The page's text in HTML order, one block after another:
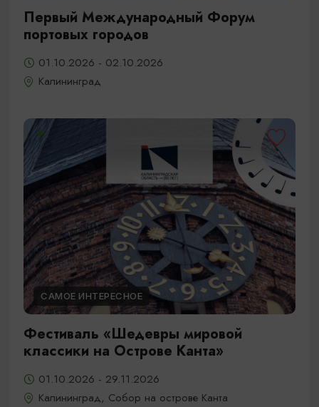
Первый Международный Форум
портовых городов
01.10.2026 - 02.10.2026
Калининград
САМОЕ ИНТЕРЕСНОЕ
Фестиваль «Шедевры мировой
классики на Острове Канта»
01.10.2026 - 29.11.2026
Калининград, Собор на острове Канта